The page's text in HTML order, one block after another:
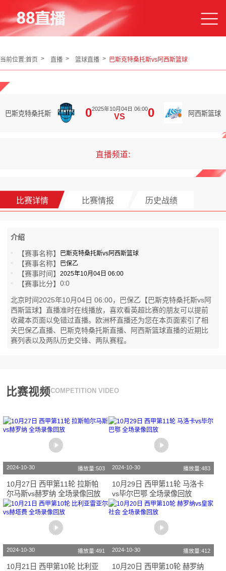
当前位置:首页 直播 篮球直播 巴斯克特桑托斯vs阿西斯篮球
巴斯克特桑托斯 02025年10月04日 06:00
VS 0 阿西斯篮球
直播频道:
比赛详情 比赛情报 历史战绩
介绍
【赛事名称】
巴斯克特桑托斯vs阿西斯篮球
【赛事名称】 巴保乙
【赛事时间】2025年10月04日 06:00
【赛事比分】0:0
北京时间2025年10月04日 06:00，巴保乙【巴斯克特桑托斯vs阿
西斯篮球】直播准时在线播放，喜欢看英超比赛的朋友可以提前
收藏本页面以免错过直播。欧洲杯直播还为您在本页面索引了相
关巴保乙直播、巴斯克特桑托斯直播、阿西斯篮球直播的近期比
赛列表以及两队历史交锋、两队赛程。
比赛视频COMPETITION VIDEO
2024-10-30 播放量:503
10月27日 西甲第11轮 拉斯帕
尔马斯vs赫罗纳 全场录像回放
2024-10-30 播放量:483
10月29日 西甲第11轮 马洛卡
vs毕尔巴鄂 全场录像回放
2024-10-30 播放量:491
10月21日 西甲第10轮 比利亚
2024-10-30 播放量:412
10月20日 西甲第10轮 赫罗纳